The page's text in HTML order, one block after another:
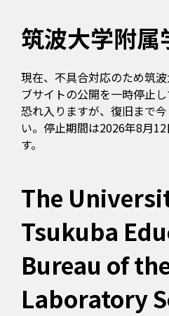
筑波大学附属
現在、不具合対応のため筑
ブサイトの公開を一時停止し
恐れ入りますが、復旧まで
い。停止期間は2026年8月
す。
The
Tsukuba
Bureau of
Laboratory